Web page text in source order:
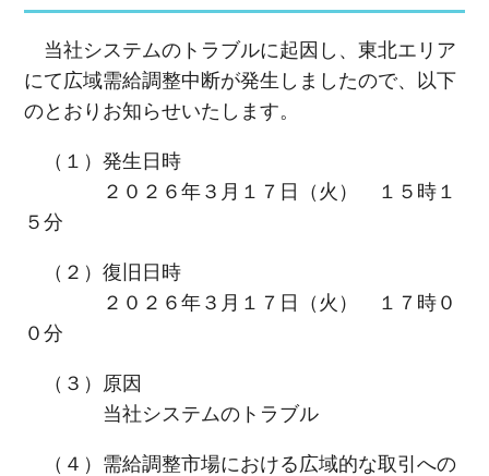
当社システムのトラブルに起因し、東北エリア
にて広域需給調整中断が発生しましたので、以下
のとおりお知らせいたします。
（１）発生日時
２０２６年３月１７日（火） １５時１
５分
（２）復旧日時
２０２６年３月１７日（火） １７時０
０分
（３）原因
当社システムのトラブル
（４）需給調整市場における広域的な取引への